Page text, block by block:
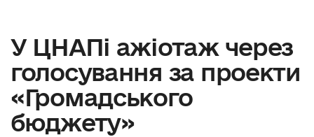
У ЦНАПі ажіотаж через
голосування за проекти
«Громадського
бюджету»